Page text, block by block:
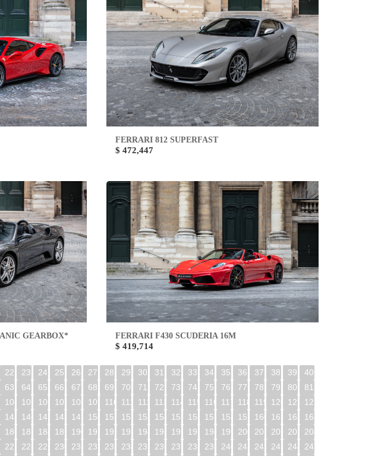
FERRARI 812 SUPERFAST
$ 472,447
GEARBOX* FERRARI F430 SCUDERIA 16M
$ 419,714
22 23 24 25 26 27 28 29 30 31 32 33 34 35 36 37 38 39
40
63 64 65 66 67 68 69 70 71 72 73 74 75 76 77 78 79 80
81
104 105 106 107 108 109 110 111 112 113 114 115 116 117 118 119 120 121
122
145 146 147 148 149 150 151 152 153 154 155 156 157 158 159 160 161 162
163
186 187 188 189 190 191 192 193 194 195 196 197 198 199 200 201 202 203
204
227 228 229 230 231 232 233 234 235 236 237 238 239 240 241 242 243 244
245